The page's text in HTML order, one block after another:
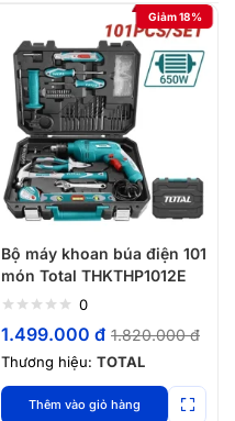
Giảm 18%
Bộ máy khoan búa điện 101
món Total THKTHP1012E
0
1.499.000 đ 1.820.000đ
Thương hiệu: TOTAL
Thêm vào giỏ hàng